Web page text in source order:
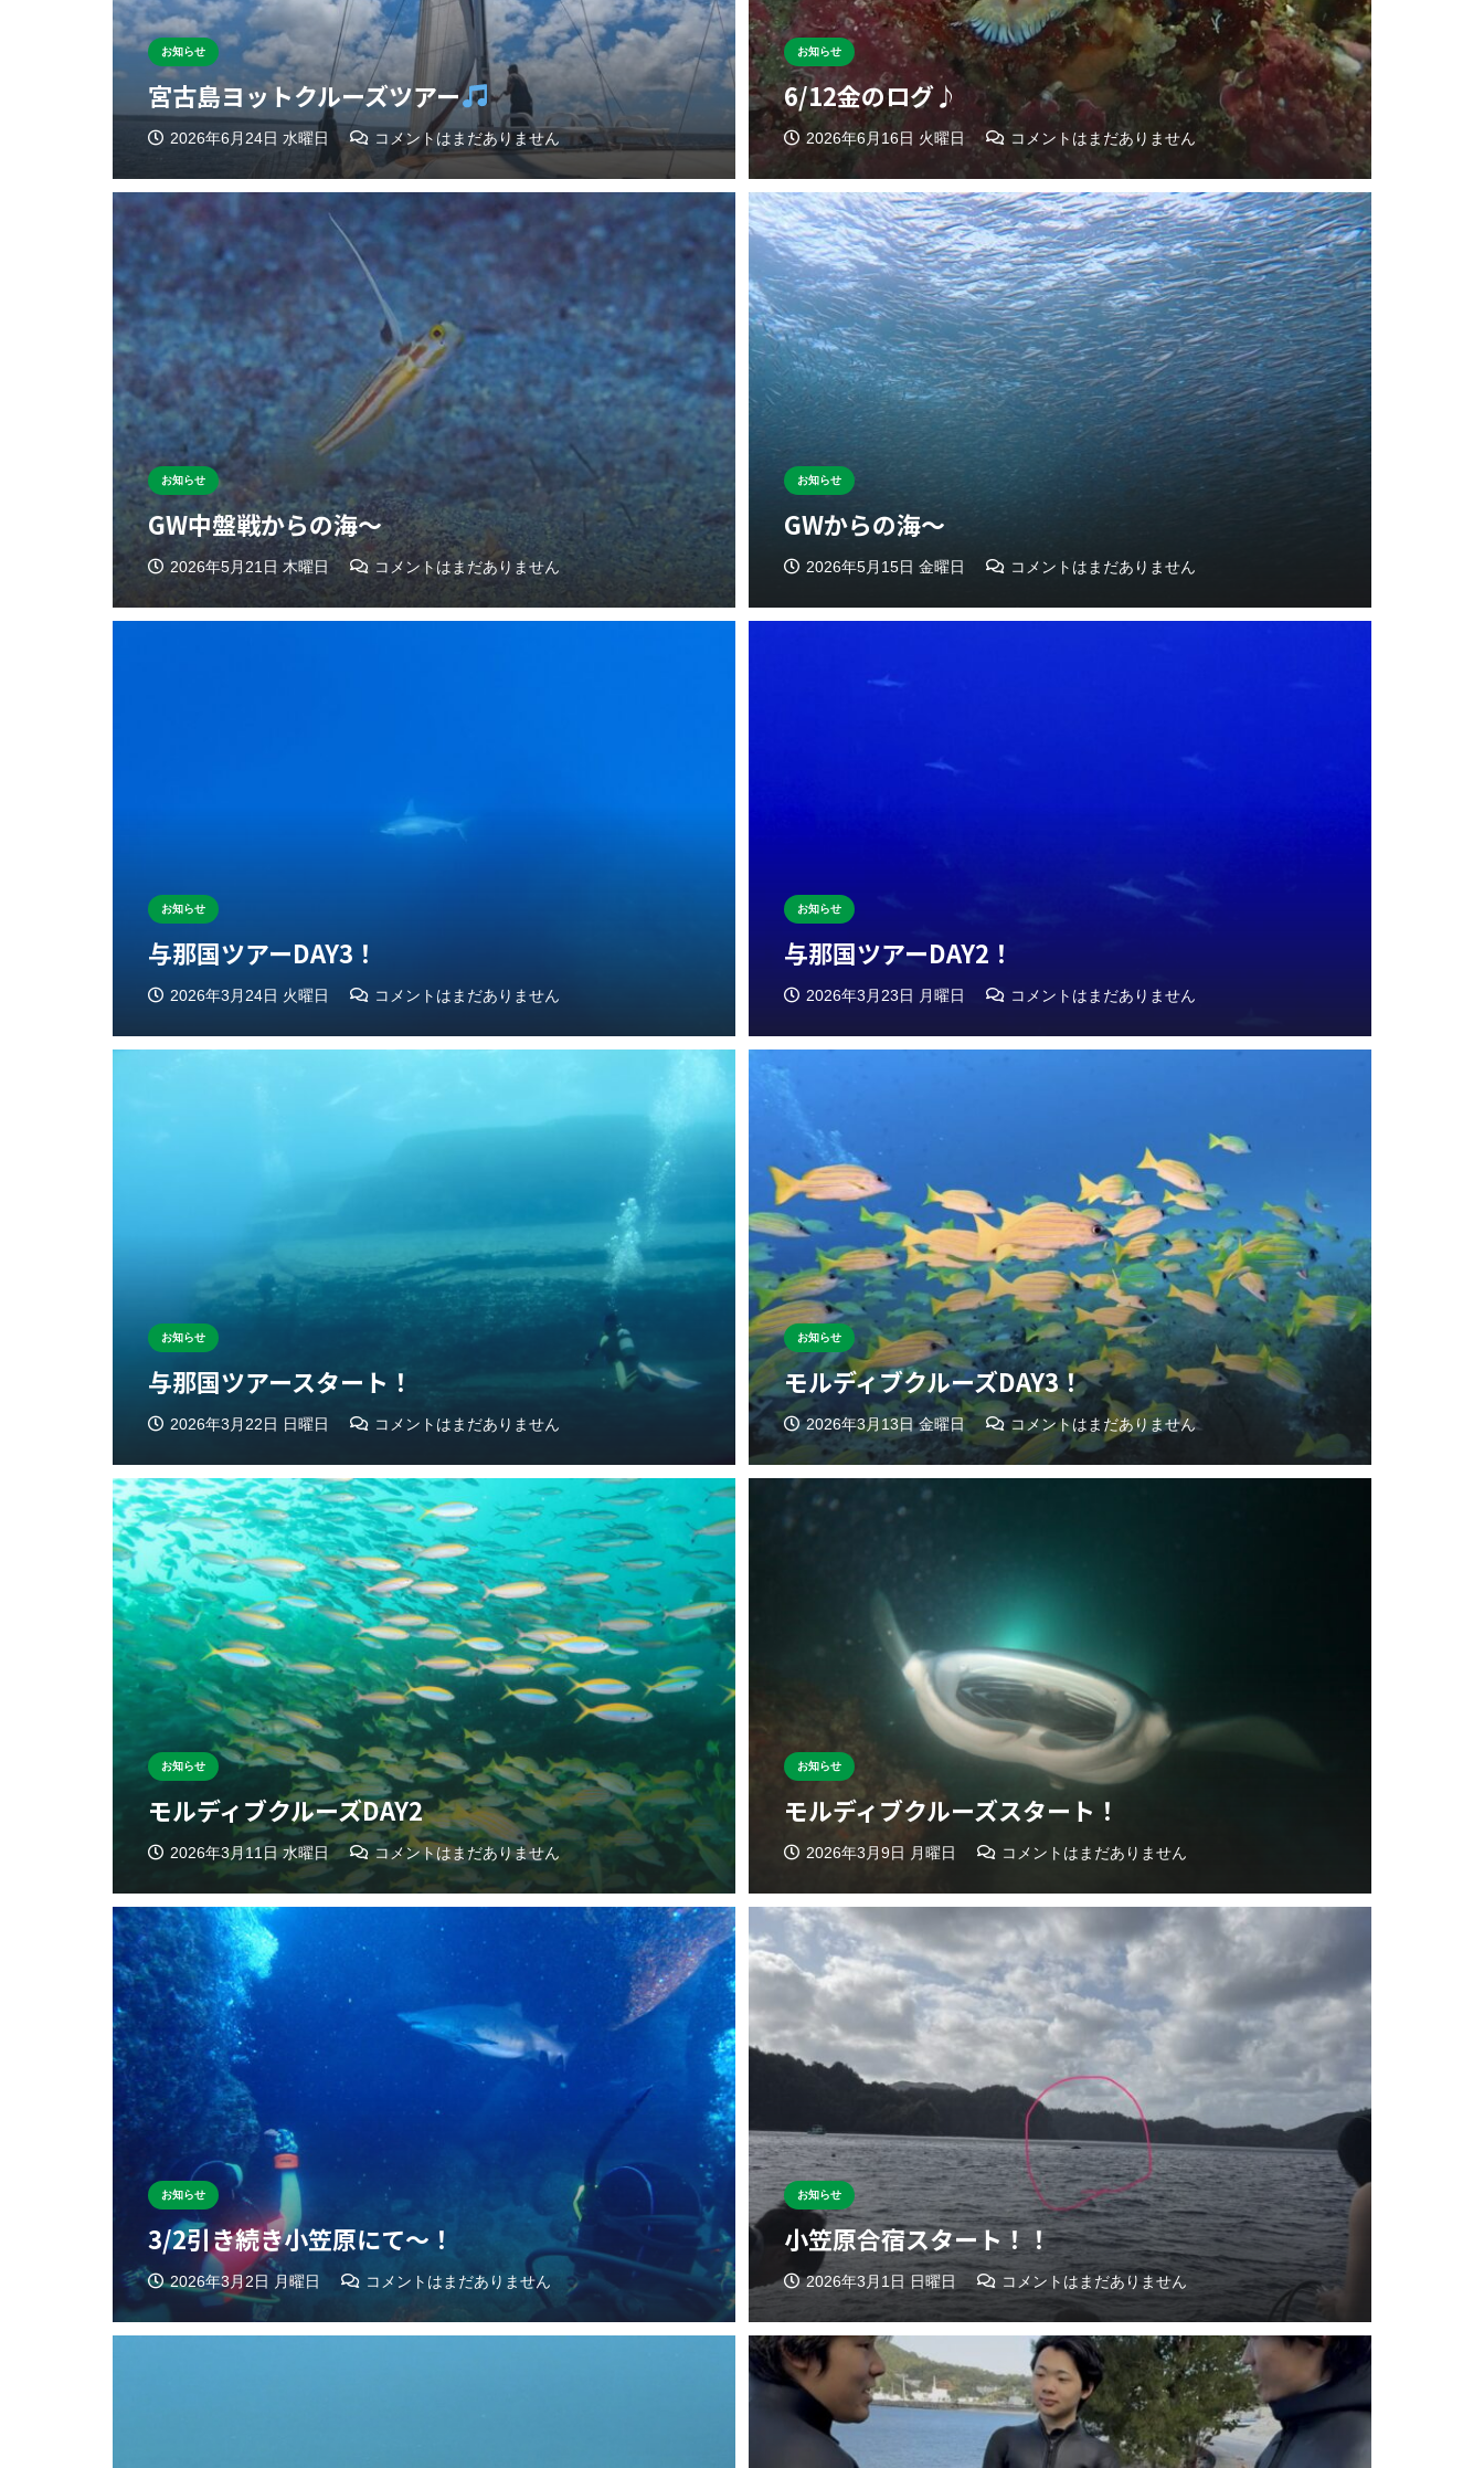
お知らせ
宮古島ヨットクルーズツアー
2026年6月24日 水曜日 コメントはまだありません
お知らせ
6/12金のログ♪
2026年6月16日 火曜日 コメントはまだありません
お知らせ
GW中盤戦からの海〜
2026年5月21日 木曜日 コメントはまだありません
お知らせ
GWからの海〜
2026年5月15日 金曜日 コメントはまだありません
お知らせ
与那国ツアーDAY3！
2026年3月24日 火曜日 コメントはまだありません
お知らせ
与那国ツアーDAY2！
2026年3月23日 月曜日 コメントはまだありません
お知らせ
与那国ツアースタート！
2026年3月22日 日曜日 コメントはまだありません
お知らせ
モルディブクルーズDAY3！
2026年3月13日 金曜日 コメントはまだありません
お知らせ
モルディブクルーズDAY2
2026年3月11日 水曜日 コメントはまだありません
お知らせ
モルディブクルーズスタート！
2026年3月9日 月曜日 コメントはまだありません
お知らせ
3/2引き続き小笠原にて〜！
2026年3月2日 月曜日 コメントはまだありません
お知らせ
小笠原合宿スタート！！
2026年3月1日 日曜日 コメントはまだありません